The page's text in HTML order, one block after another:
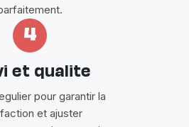
4
et qualite
pour garantir la
et ajuster